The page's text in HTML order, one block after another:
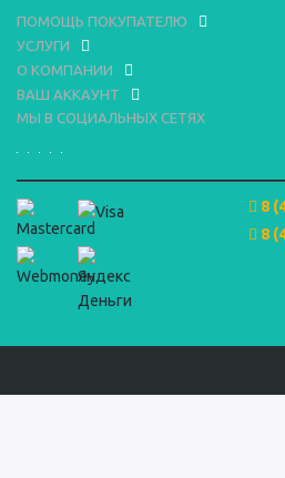
ПОМОЩЬ ПОКУПАТЕЛЮ
УСЛУГИ
О КОМПАНИИ
ВАШ АККАУНТ
МЫ В СОЦИАЛЬНЫХ СЕТЯХ
8
8